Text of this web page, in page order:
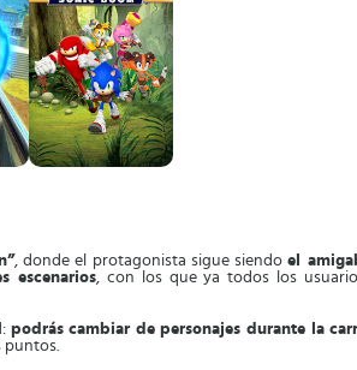
, donde el protagonista sigue siendoel
escenarios, con los que ya todos los
podrás cambiar de personajes durante la
puntos.